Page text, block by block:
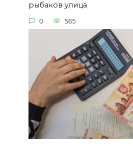
рыбаков улица
0 565